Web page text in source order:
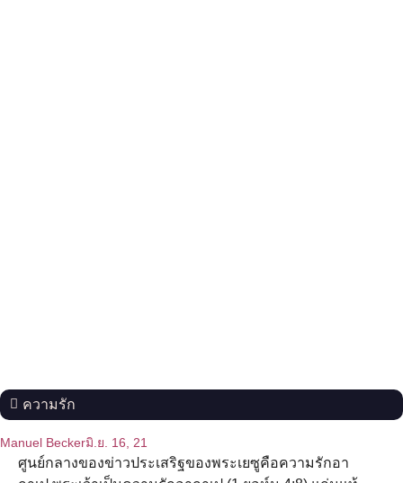
ความรัก
Manuel Beckerมิ.ย. 16, 21
ศูนย์กลางของข่าวประเสริฐของพระเยซูคือความรักอา